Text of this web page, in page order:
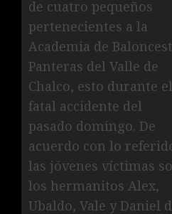
de cuatro pequeños
pertenecientes a la
Academia de
Panteras del Valle de
Chalco, esto durante el
fatal accidente del
pasado domingo. De
acuerdo con lo
las jóvenes víctimas
los hermanitos Alex,
Ubaldo, Vale y Daniel